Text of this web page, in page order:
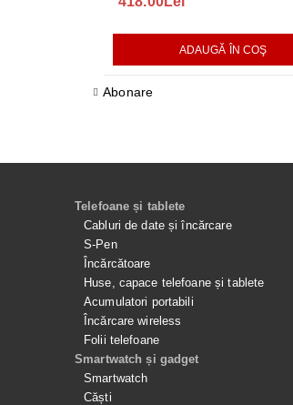
ADAUGĂ ÎN COŞ
Abonare
Telefoane și tablete
Cabluri de date și încărcare
S-Pen
Încărcătoare
Huse, capace telefoane și tablete
Acumulatori portabili
Încărcare wireless
Folii telefoane
Smartwatch și gadget
Smartwatch
Căști